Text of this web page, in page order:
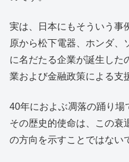
実は、日本にもそういう事
原から松下電器、ホンダ、
に名だたる企業が誕生した
業および金融政策による支
40年におよぶ凋落の踊り場
その歴史的使命は、この衰
の方向を示すことではない